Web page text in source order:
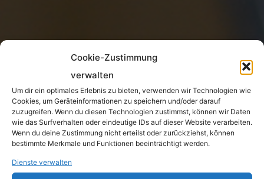
Cookie-Zustimmung
verwalten
Um dir ein optimales Erlebnis zu bieten, verwenden wir Technologien wie
Cookies, um Geräteinformationen zu speichern und/oder darauf
zuzugreifen. Wenn du diesen Technologien zustimmst, können wir Daten
wie das Surfverhalten oder eindeutige IDs auf dieser Website verarbeiten.
Wenn du deine Zustimmung nicht erteilst oder zurückziehst, können
bestimmte Merkmale und Funktionen beeinträchtigt werden.
Dienste verwalten